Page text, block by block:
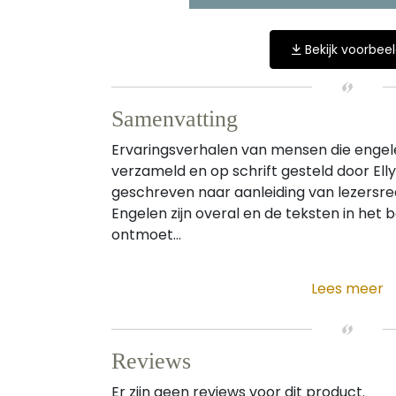
Bekijk
Samenvatting
Ervaringsverhalen van mensen die
verzameld en op schrift gesteld door
geschreven naar aanleiding van
Engelen zijn overal en de teksten in het
ontmoet...
Lees meer
Reviews